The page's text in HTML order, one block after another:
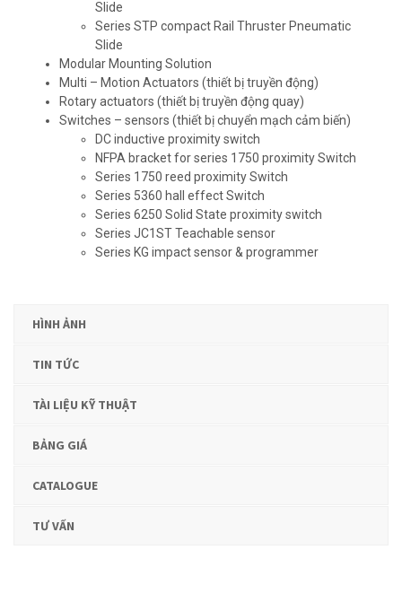
Slide
Series STP compact Rail Thruster Pneumatic
Slide
Modular Mounting Solution
Multi – Motion Actuators (thiết bị truyền động)
Rotary actuators (thiết bị truyền động quay)
Switches – sensors (thiết bị chuyển mạch cảm biến)
DC inductive proximity switch
NFPA bracket for series 1750 proximity Switch
Series 1750 reed proximity Switch
Series 5360 hall effect Switch
Series 6250 Solid State proximity switch
Series JC1ST Teachable sensor
Series KG impact sensor & programmer
HÌNH ẢNH
TIN TỨC
TÀI LIỆU KỸ THUẬT
BẢNG GIÁ
CATALOGUE
TƯ VẤN